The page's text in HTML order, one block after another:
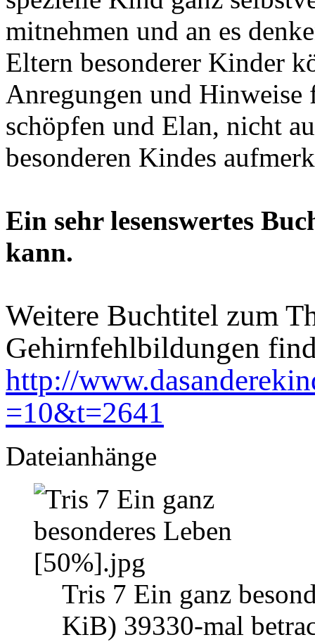
mitnehmen und an es
Eltern besonderer Kinder
Anregungen und Hinweise
schöpfen und Elan, nicht
besonderen Kindes
Ein sehr lesenswertes
kann.
Weitere Buchtitel zum
Gehirnfehlbildungen
http://
=10&t=2641
Dateianhänge
Tris 7 Ein ganz
KiB) 39330-mal